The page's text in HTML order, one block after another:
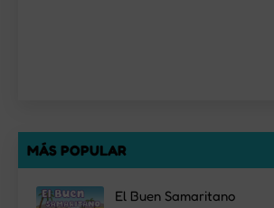
MÁS POPULAR
El Buen Samaritano